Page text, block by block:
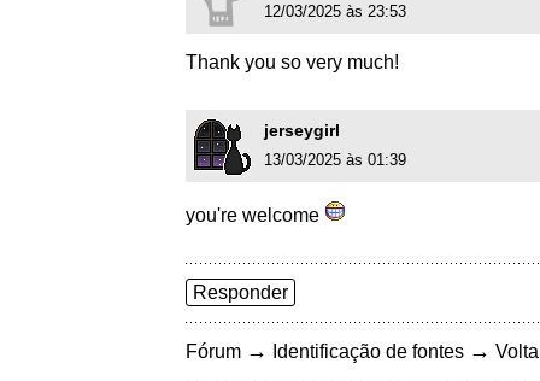
12/03/2025 às 23:53
Thank you so very much!
jerseygirl
13/03/2025 às 01:39
you're welcome
Responder
Fórum → Identificação de fontes →